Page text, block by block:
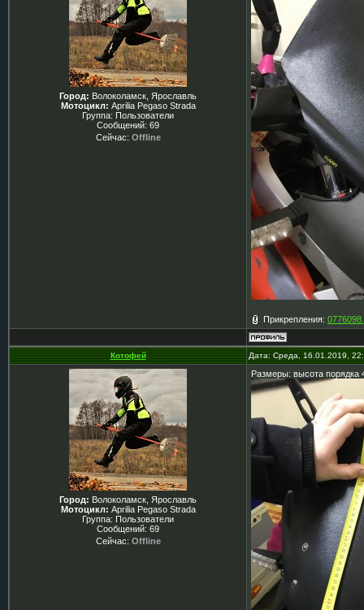
Город: Волоколамск, Ярославль
Мотоцикл: Aprilia Pegaso Strada
Группа: Пользователи
Сообщений: 69
Сейчас: Offline
Прикрепления:
Котофей Дата: Среда, 16.01.2019,
Город: Волоколамск, Ярославль
Мотоцикл: Aprilia Pegaso Strada
Группа: Пользователи
Сообщений: 69
Сейчас: Offline
Размеры: высота порядка